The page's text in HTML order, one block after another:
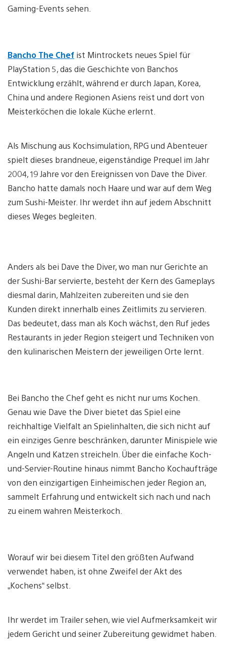
Gaming-Events sehen.
Bancho The Chef ist Mintrockets neues Spiel für
PlayStation 5, das die Geschichte von Banchos
Entwicklung erzählt, während er durch Japan, Korea,
China und andere Regionen Asiens reist und dort von
Meisterköchen die lokale Küche erlernt.
Als Mischung aus Kochsimulation, RPG und Abenteuer
spielt dieses brandneue, eigenständige Prequel im Jahr
2004, 19 Jahre vor den Ereignissen von Dave the Diver.
Bancho hatte damals noch Haare und war auf dem Weg
zum Sushi-Meister. Ihr werdet ihn auf jedem Abschnitt
dieses Weges begleiten.
Anders als bei Dave the Diver, wo man nur Gerichte an
der Sushi-Bar servierte, besteht der Kern des Gameplays
diesmal darin, Mahlzeiten zubereiten und sie den
Kunden direkt innerhalb eines Zeitlimits zu servieren.
Das bedeutet, dass man als Koch wächst, den Ruf jedes
Restaurants in jeder Region steigert und Techniken von
den kulinarischen Meistern der jeweiligen Orte lernt.
Bei Bancho the Chef geht es nicht nur ums Kochen.
Genau wie Dave the Diver bietet das Spiel eine
reichhaltige Vielfalt an Spielinhalten, die sich nicht auf
ein einziges Genre beschränken, darunter Minispiele wie
Angeln und Katzen streicheln. Über die einfache Koch-
und-Servier-Routine hinaus nimmt Bancho Kochaufträge
von den einzigartigen Einheimischen jeder Region an,
sammelt Erfahrung und entwickelt sich nach und nach
zu einem wahren Meisterkoch.
Worauf wir bei diesem Titel den größten Aufwand
verwendet haben, ist ohne Zweifel der Akt des
„Kochens“ selbst.
Ihr werdet im Trailer sehen, wie viel Aufmerksamkeit wir
jedem Gericht und seiner Zubereitung gewidmet haben.